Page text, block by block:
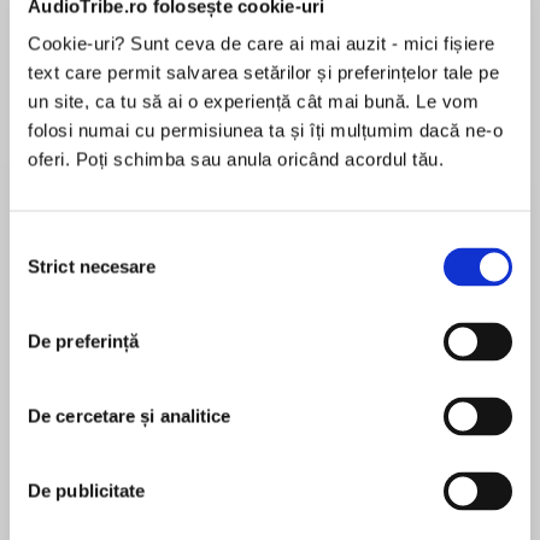
AudioTribe.ro folosește cookie-uri
Cookie-uri? Sunt ceva de care ai mai auzit - mici fișiere
text care permit salvarea setărilor și preferințelor tale pe
un site, ca tu să ai o experiență cât mai bună. Le vom
folosi numai cu permisiunea ta și îți mulțumim dacă ne-o
oferi. Poți schimba sau anula oricând acordul tău.
consimțământului
Strict necesare
De preferință
De cercetare și analitice
De publicitate
Desprecarte
‘A touching, deftly written debut that
celebrates
Seventy-nine is too late for a second chance.
Missy Carmichael is prickly, stubborn – and
park with two very different women opens the
door to something new. Something wonderful.
Missy was used to her small, solitary existence,
pentru această carte
Previously Creative Director at RDF Television,